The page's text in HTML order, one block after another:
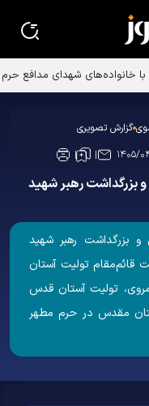
خانواده‌های شهدای مدافع حرم
گزارش تصویری
۰۴/۱۳
بزرگداشت رهبر شهید
و بزرگداشت رهبر شهید
۱۳ تیر ۱۴۰۵ به ریاست قائم‌مقام تولیت آستان
تولیت آستان قدس
مقدس در حرم مطهر